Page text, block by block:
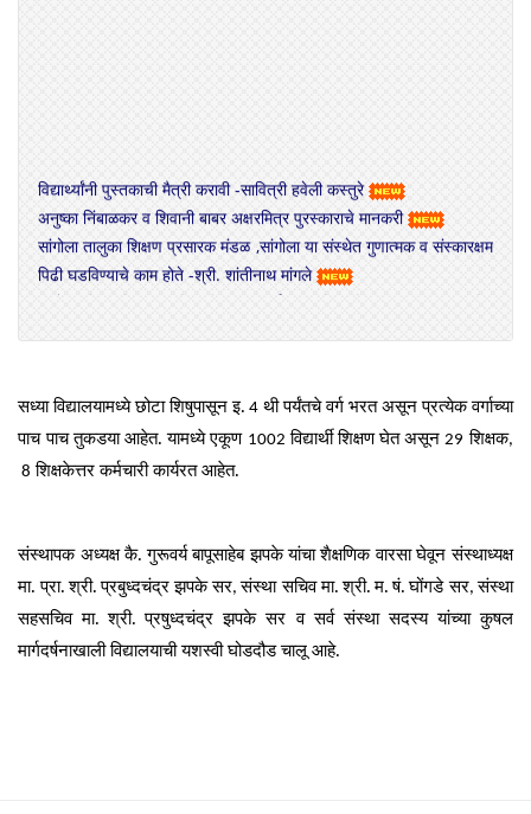
विद्यार्थ्यांनी पुस्तकाची मैत्री करावी -सावित्री हवेली कस्तुरे
अनुष्का निंबाळकर व शिवानी बाबर अक्षरमित्र पुरस्काराचे मानकरी
सांगोला तालुका शिक्षण प्रसारक मंडळ ,सांगोला या संस्थेत गुणात्मक व संस्कारक्षम
पिढी घडविण्याचे काम होते -श्री. शांतीनाथ मांगले
सांगोला विद्यामंदिर प्राथमिक विद्यालय ,पूर्व प्राथमिक विद्यालय व बालक मंदिर
सध्या विद्यालयामध्ये छोटा शिषुपासून इ. 4 थी पर्यंतचे वर्ग भरत असून प्रत्येक वर्गाच्या
पाच पाच तुकडया आहेत. यामध्ये एकूण 1002 विद्यार्थी शिक्षण घेत असून29 शिक्षक,
8 शिक्षकेत्तर कर्मचारी कार्यरत आहेत.
संस्थापक अध्यक्ष कै. गुरूवर्य बापूसाहेब झपके यांचा शैक्षणिक वारसा घेवून संस्थाध्यक्ष
मा. प्रा.श्री.प्रबुध्दचंद्र झपके सर,संस्था सचिव मा.श्री. म. षं. घोंगडे सर,संस्था
सहसचिव मा. श्री. प्रषुध्दचंद्र झपके सर व सर्व संस्था सदस्य यांच्या कुषल
मार्गदर्षनाखाली विद्यालयाची यशस्वी घोडदौड चालू आहे.